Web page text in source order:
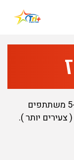
Button used
שימו לב כי קטגוריה שיהיו בה פחות מ-5 משתתפים
צעירים יותר ).